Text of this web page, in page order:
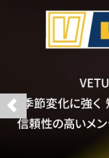
Previous